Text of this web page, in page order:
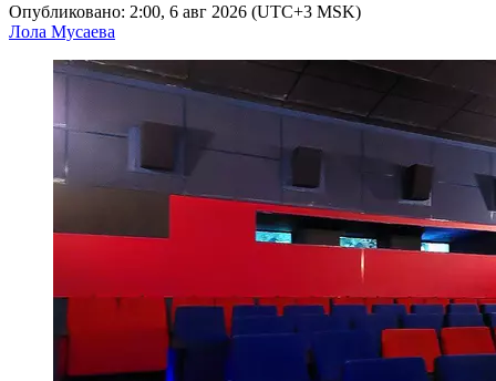
Опубликовано: 2:00, 6 авг 2026 (UTC+3 MSK)
Лола Мусаева